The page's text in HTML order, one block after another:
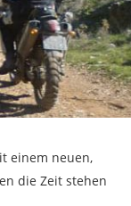
einem neuen,
die Zeit stehen